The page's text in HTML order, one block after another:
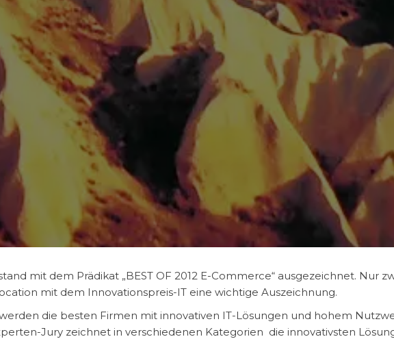
mit dem Prädikat „BEST OF 2012 E-Commerce“ ausgezeichnet. Nur
mit dem Innovationspreis-IT eine wichtige Auszeichnung.
die besten Firmen mit innovativen IT-Lösungen und hohem
Jury zeichnet in verschiedenen Kategorien die innovativsten